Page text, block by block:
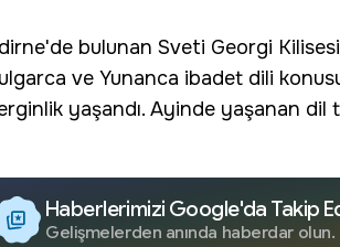
'de bulunan Sveti Georgi Kilisesi
ve Yunanca ibadet dili
yaşandı. Ayinde yaşanan dil
Haberlerimizi Google'da Takip
Gelişmelerden anında haberdar olun.